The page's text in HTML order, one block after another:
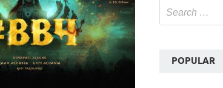
POPULAR